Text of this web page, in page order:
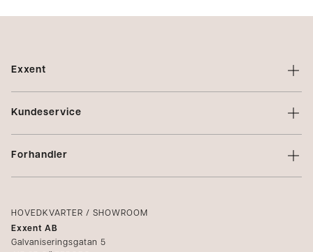
Exxent
Om Exxent
Profilering
Integritetspolicy
Kundeservice
Kontakt oss
Forhandler
Kataloger
Mediabank
HOVEDKVARTER / SHOWROOM
Exxent AB
Galvaniseringsgatan 5